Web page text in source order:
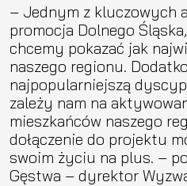
– Jednym z kluczowych
promocja Dolnego
chcemy pokazać jak
naszego regionu.
najpopularniejszą
zależy nam na
mieszkańców naszego
dołączenie do projektu
swoim życiu na plus. –
Gęstwa – dyrektor